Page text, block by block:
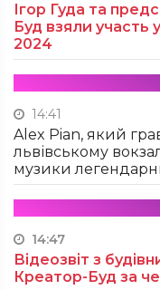
Ігор Гуда та
Буд взяли участь
2024
14:41
Alex Pian, який
львівському
музики
14:47
Відеозвіт з
Креатор-Буд за